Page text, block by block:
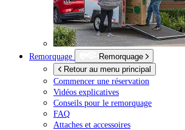
Remorquage
Remorquage
Retour au menu principal
Commencer une réservation
Vidéos explicatives
Conseils pour le remorquage
FAQ
Attaches et accessoires